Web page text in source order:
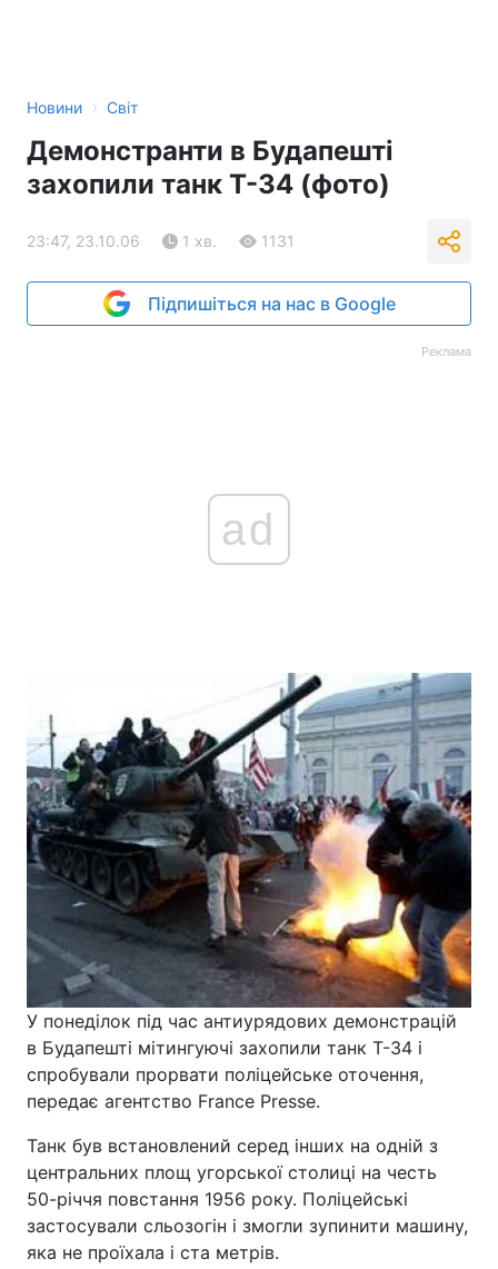
Новини › Світ
Демонстранти в Будапешті
захопили танк Т-34 (фото)
23:47, 23.10.06 1 хв. 1131
Підпишіться на нас в Google
Реклама
ad
У понеділок під час антиурядових демонстрацій
в Будапешті мітингуючі захопили танк Т-34 і
спробували прорвати поліцейське оточення,
передає агентство France Presse.
Танк був встановлений серед інших на одній з
центральних площ угорської столиці на честь
50-річчя повстання 1956 року. Поліцейські
застосували сльозогін і змогли зупинити машину,
яка не проїхала і ста метрів.